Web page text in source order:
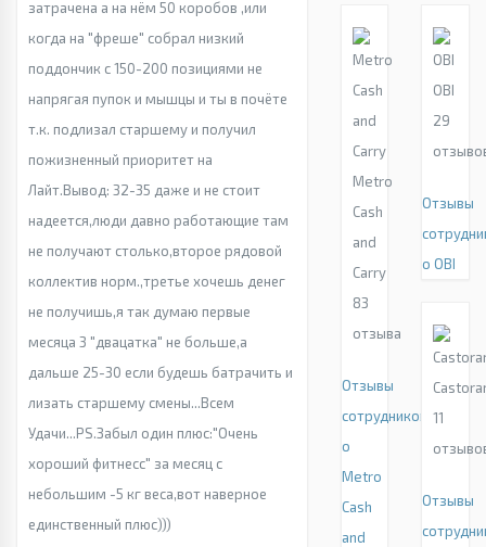
затрачена а на нём 50 коробов ,или
когда на "фреше" собрал низкий
поддончик с 150-200 позициями не
напрягая пупок и мышцы и ты в почёте
т.к. подлизал старшему и получил
пожизненный приоритет на
Лайт.Вывод: 32-35 даже и не стоит
надеется,люди давно работающие там
не получают столько,второе рядовой
коллектив норм.,третье хочешь денег
не получишь,я так думаю первые
месяца 3 "двацатка" не больше,а
дальше 25-30 если будешь батрачить и
лизать старшему смены...Всем
Удачи...PS.Забыл один плюс:"Очень
хороший фитнесс" за месяц с
небольшим -5 кг веса,вот наверное
единственный плюс)))
Metro
Cash
and
Carry
83
отзыва
Отзывы
сотрудников
о
Metro
Cash
and
OBI
29
Отзывы
о OBI
11
Отзывы